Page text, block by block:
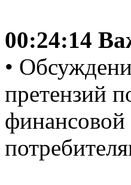
00:24:14
•
претензий
финансовой